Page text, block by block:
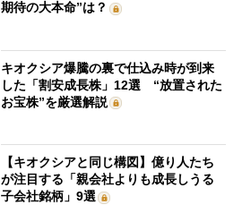
期待の大本命”は？
キオクシア爆騰の裏で仕込み時が到来
した「割安成長株」12選 “放置された
お宝株”を厳選解説
【キオクシアと同じ構図】億り人たち
が注目する「親会社よりも成長しうる
子会社銘柄」9選